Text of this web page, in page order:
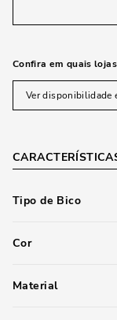
Confira em quais
Ver disponibilidade
Tipo de Bico
Cor
Material